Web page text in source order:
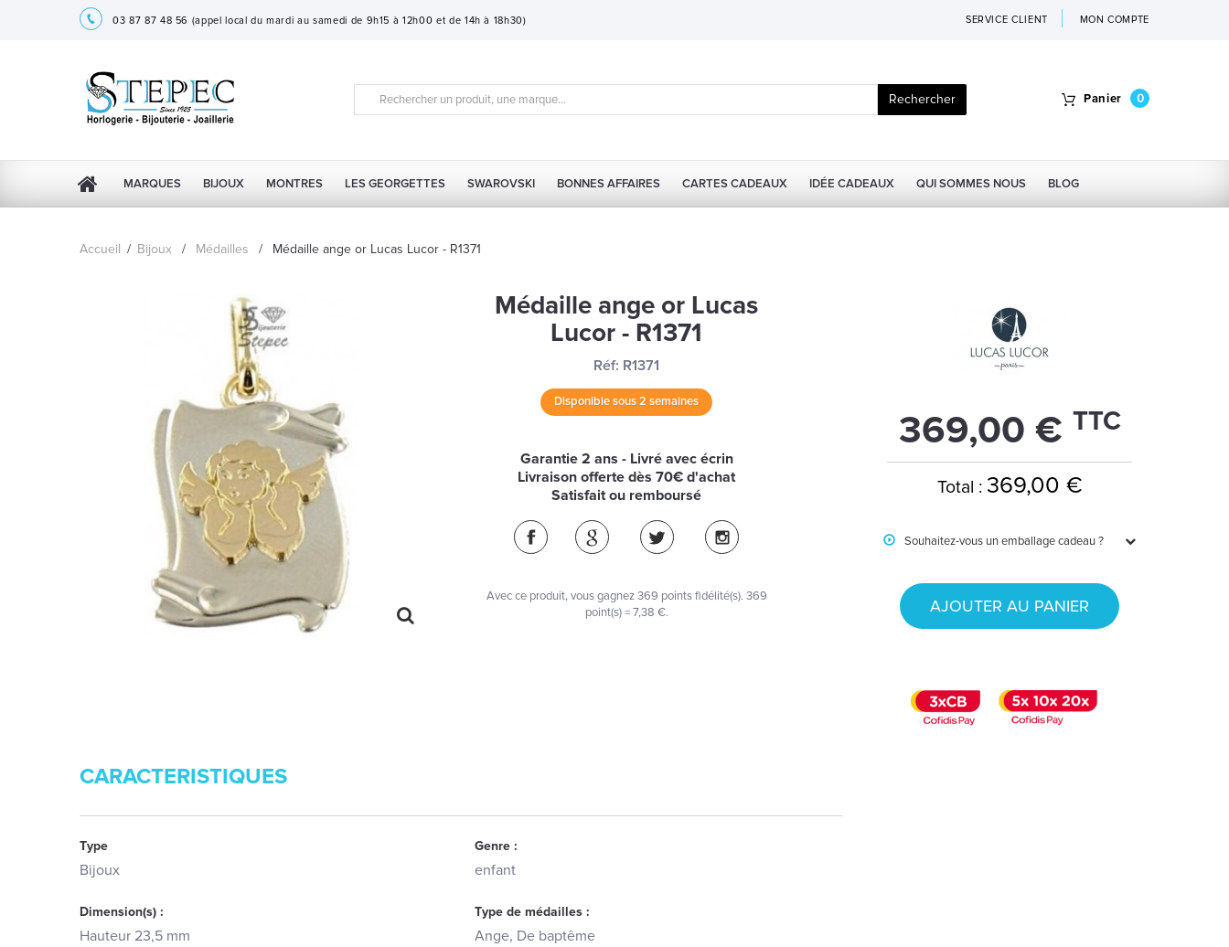
03 87 87 48 56 (appel local du mardi au samedi de 9h15 à 12h00 et de 14h à 18h30) SERVICE CLIENT MON COMPTE
Rechercher Panier 0
MARQUES BIJOUX MONTRES LES GEORGETTES SWAROVSKI BONNES AFFAIRES CARTES CADEAUX IDÉE CADEAUX QUI SOMMES NOUS BLOG
Accueil / Bijoux / Médailles / Médaille ange or Lucas Lucor - R1371
Médaille ange or Lucas
Lucor - R1371
Réf: R1371
Disponible sous 2 semaines
Garantie 2 ans - Livré avec écrin
Livraison offerte dès 70€ d'achat
Satisfait ou remboursé
Avec ce produit, vous gagnez369 points fidélité(s). 369
point(s) =7,38 €.
369,00 € TTC
Total : 369,00 €
Souhaitez-vous un emballage cadeau ?
AJOUTER AU PANIER
CARACTERISTIQUES
Type
Bijoux
Genre :
enfant
Dimension(s) :
Hauteur 23,5 mm
Type de médailles :
Ange, De baptême